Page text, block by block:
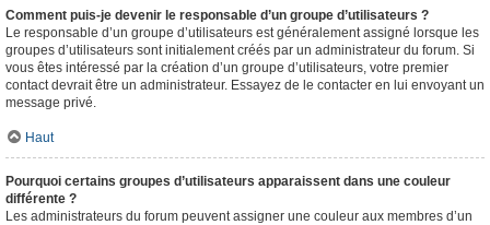
Comment puis-je devenir le responsable d’un groupe d’utilisateurs ?
Le responsable d’un groupe d’utilisateurs est généralement assigné lorsque les
groupes d’utilisateurs sont initialement créés par un administrateur du forum. Si
vous êtes intéressé par la création d’un groupe d’utilisateurs, votre premier
contact devrait être un administrateur. Essayez de le contacter en lui envoyant un
message privé.
Haut
Pourquoi certains groupes d’utilisateurs apparaissent dans une couleur
différente ?
Les administrateurs du forum peuvent assigner une couleur aux membres d’un